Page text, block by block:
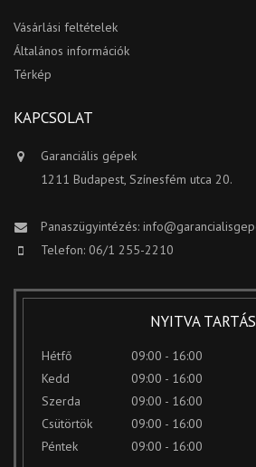
Vásárlási feltételek
Általános információk
Térkép
KAPCSOLAT
Garanciális gépek
1211 Budapest, Színesfém utca 20.
Panaszügyintézés:
Telefon: 06/1 255-2210
NYITVA TARTÁS
Hétfő
09:00 - 16:00
Kedd
09:00 - 16:00
Szerda
09:00 - 16:00
Csütörtök
09:00 - 16:00
Péntek
09:00 - 16:00